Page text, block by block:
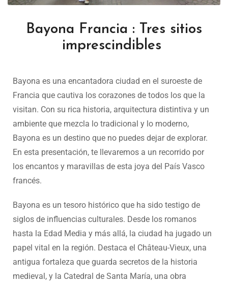
Bayona Francia : Tres sitios
imprescindibles
Bayona es una encantadora ciudad en el suroeste de
Francia que cautiva los corazones de todos los que la
visitan. Con su rica historia, arquitectura distintiva y un
ambiente que mezcla lo tradicional y lo moderno,
Bayona es un destino que no puedes dejar de explorar.
En esta presentación, te llevaremos a un recorrido por
los encantos y maravillas de esta joya del País Vasco
francés.
Bayona es un tesoro histórico que ha sido testigo de
siglos de influencias culturales. Desde los romanos
hasta la Edad Media y más allá, la ciudad ha jugado un
papel vital en la región. Destaca el Château-Vieux, una
antigua fortaleza que guarda secretos de la historia
medieval, y la Catedral de Santa María, una obra